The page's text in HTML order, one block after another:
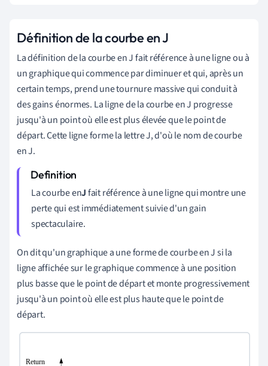
Définition de la courbe en J
La définition de la courbe en J fait référence à une ligne ou à
un graphique qui commence par diminuer et qui, après un
certain temps, prend une tournure massive qui conduit à
des gains énormes. La ligne de la courbe en J progresse
jusqu'à un point où elle est plus élevée que le point de
départ. Cette ligne forme la lettre J, d'où le nom de courbe
en J.
La courbe enJfait référence à une ligne qui montre une
perte qui est immédiatement suivie d'un gain
spectaculaire.
On dit qu'un graphique a une forme de courbe en J si la
ligne affichée sur le graphique commence à une position
plus basse que le point de départ et monte progressivement
jusqu'à un point où elle est plus haute que le point de
départ.